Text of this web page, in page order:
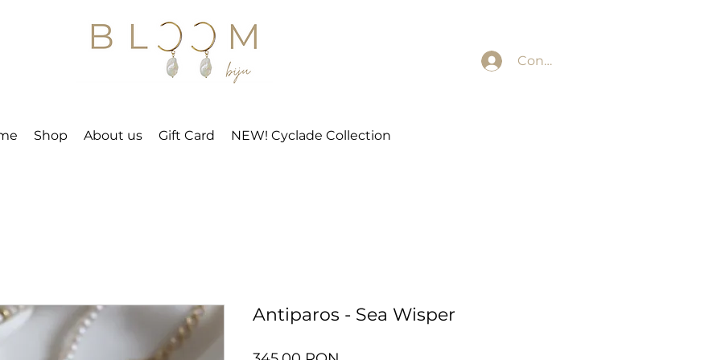
Conectează-te
Shop About us Gift Card NEW! Cyclade Collection
Antiparos - Sea Wisper